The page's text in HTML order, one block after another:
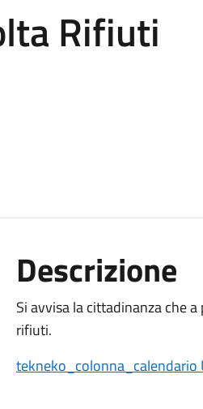
Rifiuti
Descrizione
Si avvisa la cittadinanza che
rifiuti.
tekneko_colonna_calendario